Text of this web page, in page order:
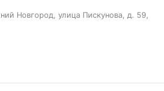
Новгород, улица Пискунова, д. 59,